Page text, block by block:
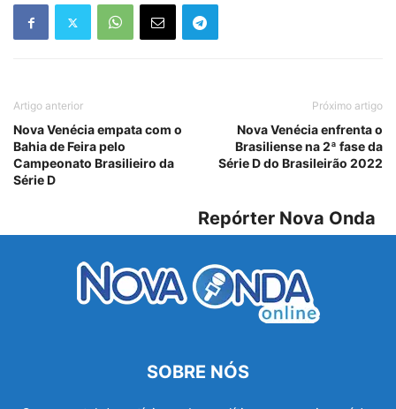
Artigo anterior
Nova Venécia empata com o
Bahia de Feira pelo
Campeonato Brasilieiro da
Série D
Próximo artigo
Nova Venécia enfrenta o
Brasiliense na 2ª fase da
Série D do Brasileirão 2022
Repórter Nova Onda
SOBRE NÓS